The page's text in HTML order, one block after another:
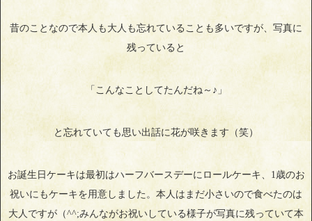
昔のことなので本人も大人も忘れていることも多いですが、写真に
残っていると
「こんなことしてたんだね～♪」
と忘れていても思い出話に花が咲きます（笑）
お誕生日ケーキは最初はハーフバースデーにロールケーキ、1歳のお
祝いにもケーキを用意しました。本人はまだ小さいので食べたのは
大人ですが（^^;みんながお祝いしている様子が写真に残っていて本